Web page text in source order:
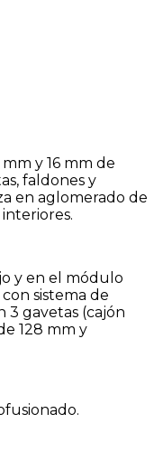
y 16 mm de
faldones y
en aglomerado de
y en el módulo
sistema de
3 gavetas (cajón
128 mm y